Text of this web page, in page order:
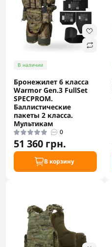
В наличии
Бронежилет 6 класса
Warmor Gen.3 FullSet
SPECPROM.
Баллистические
пакеты 2 класса.
Мультикам
0
51 360 грн.
В корзину